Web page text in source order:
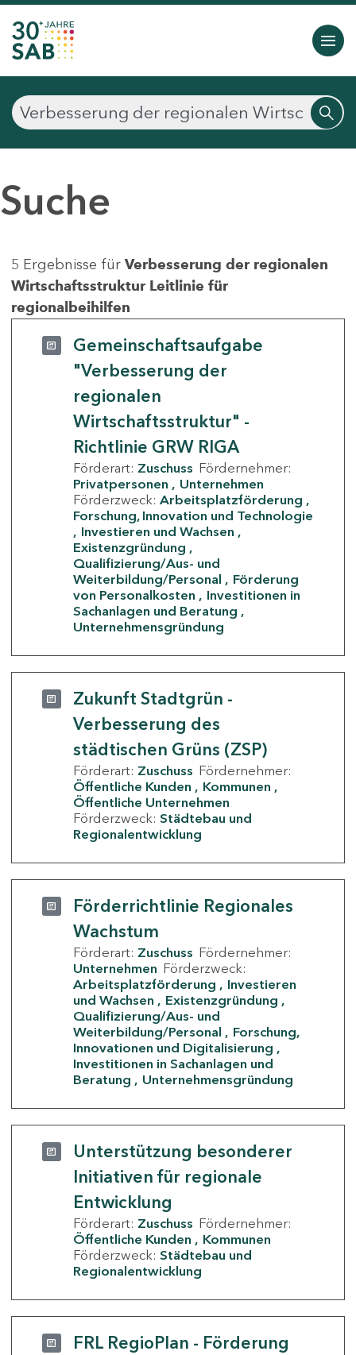
Suche
5 Ergebnisse für Verbesserung der regionalen
Wirtschaftsstruktur Leitlinie für
regionalbeihilfen
Gemeinschaftsaufgabe
"Verbesserung der
regionalen
Wirtschaftsstruktur" -
Richtlinie GRW RIGA
Förderart: Zuschuss Fördernehmer:
Privatpersonen
Unternehmen
Förderzweck: Arbeitsplatzförderung
Forschung, Innovation und Technologie
Investieren und Wachsen
Existenzgründung
Qualifizierung/Aus- und
Weiterbildung/Personal
Förderung
von Personalkosten
Investitionen in
Sachanlagen und Beratung
Unternehmensgründung
Zukunft Stadtgrün -
Verbesserung des
städtischen Grüns (ZSP)
Förderart: Zuschuss Fördernehmer:
Öffentliche Kunden
Kommunen
Öffentliche Unternehmen
Förderzweck: Städtebau und
Regionalentwicklung
Förderrichtlinie Regionales
Wachstum
Förderart: Zuschuss Fördernehmer:
Unternehmen Förderzweck:
Arbeitsplatzförderung
Investieren
und Wachsen
Existenzgründung
Qualifizierung/Aus- und
Weiterbildung/Personal
Forschung,
Innovationen und Digitalisierung
Investitionen in Sachanlagen und
Beratung
Unternehmensgründung
Unterstützung besonderer
Initiativen für regionale
Entwicklung
Förderart: Zuschuss Fördernehmer:
Öffentliche Kunden
Kommunen
Förderzweck: Städtebau und
Regionalentwicklung
FRL RegioPlan - Förderung